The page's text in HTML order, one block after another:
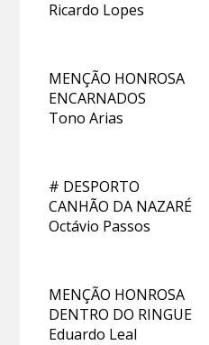
Ricardo Lopes
MENÇÃO HONROSA
ENCARNADOS
Tono Arias
# DESPORTO
CANHÃO DA NAZARÉ
Octávio Passos
MENÇÃO HONROSA
DENTRO DO RINGUE
Eduardo Leal